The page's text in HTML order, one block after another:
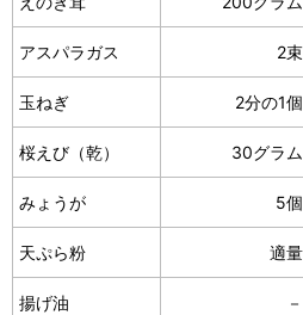
アスパラガス 2束
玉ねぎ 2分の1個
桜えび（乾） 30グラム
みょうが 5個
天ぷら粉 適量
揚げ油 －